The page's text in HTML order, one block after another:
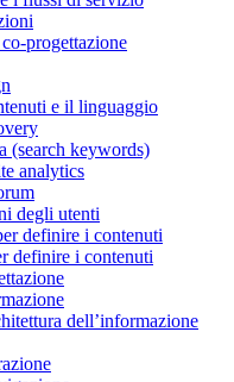
progettazione
e il linguaggio
(search keywords)
analytics
degli utenti
definire i contenuti
definire i contenuti
dell’informazione